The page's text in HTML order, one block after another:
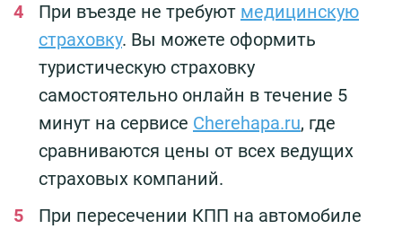
При въезде не требуют медицинскую
страховку. Вы можете оформить
туристическую страховку
самостоятельно онлайн в течение 5
минут на сервисе Cherehapa.ru, где
сравниваются цены от всех ведущих
страховых компаний.
При пересечении КПП на автомобиле